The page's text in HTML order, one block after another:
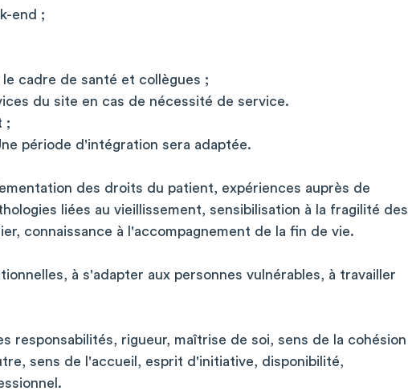
end ;
cadre de santé et collègues ;
du site en cas de nécessité de service.
;
période d'intégration sera adaptée.
des droits du patient, expériences auprès de
liées au vieillissement, sensibilisation à la fragilité des
connaissance à l'accompagnement de la fin de vie.
à s'adapter aux personnes vulnérables, à travailler
responsabilités, rigueur, maîtrise de soi, sens de la cohésion
sens de l'accueil, esprit d'initiative, disponibilité,